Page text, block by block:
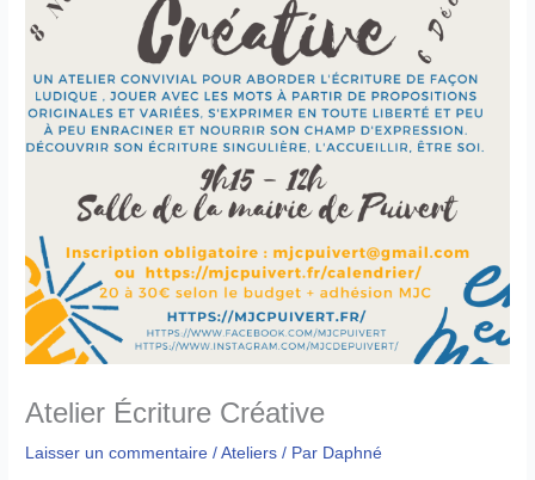
Atelier Écriture Créative
Laisser un commentaire /Ateliers / Par Daphné